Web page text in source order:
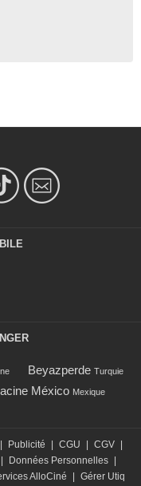
Beyazperde Turquie
México Mexique
| Publicité | CGU | CGV |
| Données Personnelles |
AlloCiné | Gérer Utiq